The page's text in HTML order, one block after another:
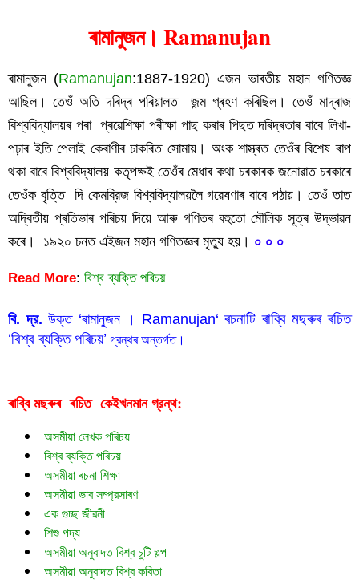
ৰামানুজন। Ramanujan
ৰামানুজন (Ramanujan:1887-1920) এজন ভাৰতীয় মহান গণিতজ্ঞ
আছিল। তেওঁ অতি দৰিদ্ৰ পৰিয়ালত  জন্ম গ্ৰহণ কৰিছিল। তেওঁ মাদ্ৰাজ
বিশ্ববিদ্যালয়ৰ পৰা  প্ৰৱেশিক্ষা পৰীক্ষা পাছ কৰাৰ পিছত দৰিদ্ৰতাৰ বাবে লিখা-
পঢ়াৰ ইতি পেলাই কেৰাণীৰ চাকৰিত সোমায়। অংক শাস্ত্ৰত তেওঁৰ বিশেষ ৰাপ
থকা বাবে বিশ্ববিদ্যালয় কতৃপক্ষই তেওঁৰ মেধাৰ কথা চৰকাৰক জনোৱাত চৰকাৰে
তেওঁক বৃত্তি  দি কেমব্রিজ বিশ্ববিদ্যালয়লৈ গৱেষণাৰ বাবে পঠায়। তেওঁ তাত
অদ্বিতীয় প্ৰতিভাৰ পৰিচয় দিয়ে আৰু গণিতৰ বহুতো মৌলিক সূত্ৰ উদ্ভাৱন
কৰে।  ১৯২০ চনত এইজন মহান গণিতজ্ঞৰ মৃত্যু হয়। ০ ০ ০
Read More: বিশ্ব ব্যক্তি পৰিচয়
বি. দ্র. উক্ত ‘ৰামানুজন । Ramanujan‘ ৰচনাটি ৰাব্বি মছৰুৰ ৰচিত
‘বিশ্ব ব্যক্তি পৰিচয়’ গ্রন্থৰ অন্তর্গত।
ৰাব্বি মছৰুৰ  ৰচিত কেইখনমান গ্রন্থ:
অসমীয়া লেখক পৰিচয়
বিশ্ব ব্যক্তি পৰিচয়
অসমীয়া ৰচনা শিক্ষা
অসমীয়া ভাব সম্প্রসাৰণ
এক গুচ্ছ জীৱনী
শিশু পদ্য
অসমীয়া অনুবাদত বিশ্ব চুটি গল্প
অসমীয়া অনুবাদত বিশ্ব কবিতা